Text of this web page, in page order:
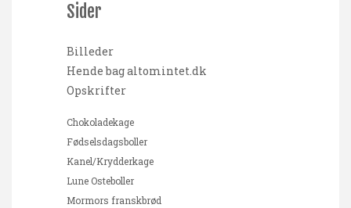
Sider
Billeder
Hende bag altomintet.dk
Opskrifter
Chokoladekage
Fødselsdagsboller
Kanel/Krydderkage
Lune Osteboller
Mormors franskbrød